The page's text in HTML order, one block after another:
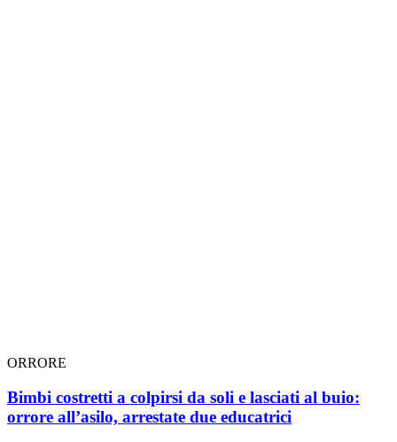
ORRORE
Bimbi costretti a colpirsi da soli e lasciati al buio:
orrore all’asilo, arrestate due educatrici